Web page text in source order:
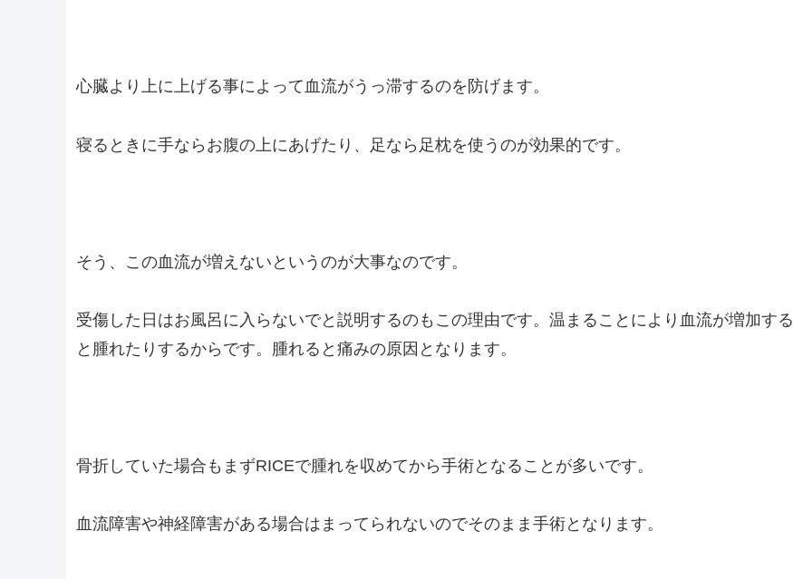
心臓より上に上げる事によって血流がうっ滞するのを防げます。
寝るときに手ならお腹の上にあげたり、足なら足枕を使うのが効果的です。
そう、この血流が増えないというのが大事なのです。
受傷した日はお風呂に入らないでと説明するのもこの理由です。温まることにより血流が増加する
と腫れたりするからです。腫れると痛みの原因となります。
骨折していた場合もまずRICEで腫れを収めてから手術となることが多いです。
血流障害や神経障害がある場合はまってられないのでそのまま手術となります。